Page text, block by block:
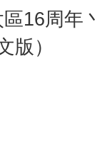
16周年丶
版）